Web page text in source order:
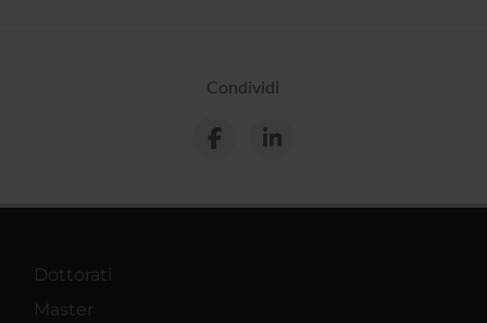
Condividi
Dottorati
Master